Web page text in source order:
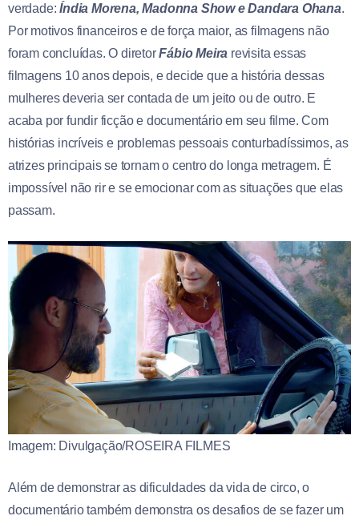
verdade: Índia Morena, Madonna Show e Dandara Ohana.
Por motivos financeiros e de força maior, as filmagens não
foram concluídas. O diretorFábio Meira revisita essas
filmagens 10 anos depois, e decide que a história dessas
mulheres deveria ser contada de um jeito ou de outro. E
acaba por fundir ficção e documentário em seu filme. Com
histórias incríveis e problemas pessoais conturbadíssimos, as
atrizes principais se tornam o centro do longa metragem. É
impossível não rir e se emocionar com as situações que elas
passam.
Imagem: Divulgação/ROSEIRA FILMES
Além de demonstrar as dificuldades da vida de circo, o
documentário também demonstra os desafios de se fazer um